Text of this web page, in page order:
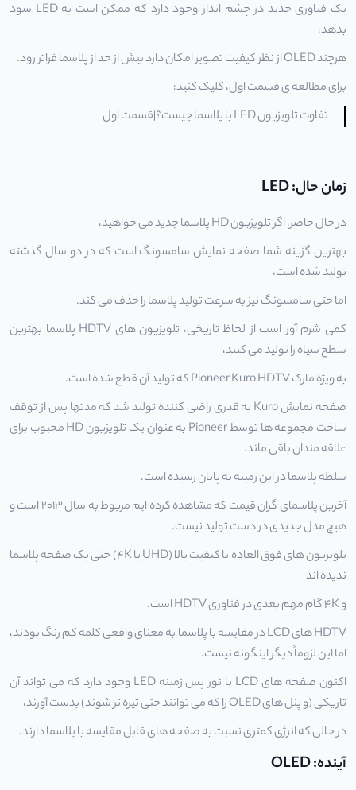
یک فناوری جدید در چشم انداز وجود دارد که ممکن است به LED سود
بدهد،
هرچند OLED از نظر کیفیت تصویر امکان دارد بیش از حد از
پلاسمافراتر رود.
برای مطالعه ی قسمت اول، کلیک کنید:
تفاوت تلویزیون LED با پلاسما چیست؟|قسمت اول
زمان حال: LED
در حال حاضر، اگرتلویزیون HD
پلاسما جدید می خواهید،
بهترین گزینه شما صفحه نمایش سامسونگ است که در دو سال گذشته
تولید شده است،
اما حتی سامسونگ نیز به سرعت تولیدپلاسمارا حذف می کند.
کمی شرم آور است از لحاظ تاریخی، تلویزیون های HDTV پلاسما بهترین
سطح سیاه را تولید می کنند،
به ویژه مارک Pioneer Kuro HDTV که تولید آن قطع شده است.
صفحه نمایش Kuro به قدری راضی کننده تولید شد که مدتها پس از توقف
ساخت مجموعه ها توسط Pioneer به عنوان یک تلویزیون HD محبوب برای
علاقه مندان باقی ماند.
سلطه پلاسما در این زمینه به پایان رسیده است.
آخرین پلاسمای گران قیمت که مشاهده کرده ایم مربوط به سال 2013 است و
هیچ مدل جدیدی در دست تولید نیست.
تلویزیون های فوق العاده با کیفیت بالا (UHD یا 4K) حتی یک صفحه پلاسما
ندیده اند
و 4K گام مهم بعدی در فناوری HDTV است.
HDTV های LCD در مقایسه با پلاسما به معنای واقعی کلمه کم رنگ بودند،
اما این لزوماً دیگر اینگونه نیست.
اکنون صفحه های LCD با نور پس زمینه LED وجود دارد که می تواند آن
تاریکی (و پنل های OLED را که می توانند حتی تیره تر شوند) بدست آورند،
در حالی که انرژی کمتری نسبت به صفحه های قابل مقایسه با پلاسما دارند.
آینده: OLED